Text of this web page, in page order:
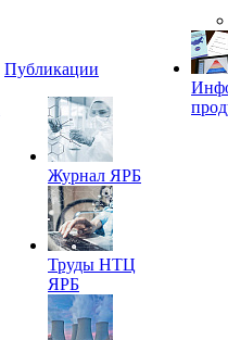
Публикации
Журнал ЯРБ
Труды НТЦ
ЯРБ